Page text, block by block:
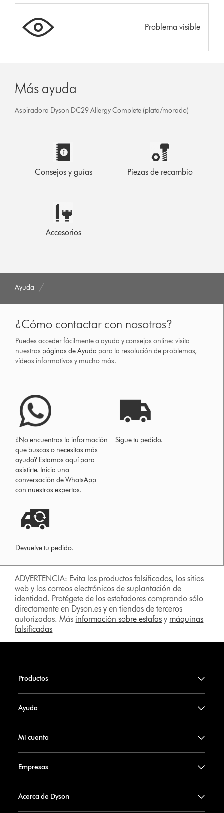
Problema visible
Más ayuda
Aspiradora Dyson DC29 Allergy Complete (plata/morado)
Consejos y guías Piezas de recambio
Accesorios
Ayuda
¿Cómo contactar con nosotros?
Puedes acceder fácilmente a ayuda y consejos online: visita
nuestras páginas de Ayuda para la resolución de problemas,
vídeos informativos y mucho más.
¿No encuentras la información
que buscas o necesitas más
ayuda? Estamos aquí para
asistirte. Inicia una
conversación de WhatsApp
con nuestros expertos.
Sigue tu pedido.
Devuelve tu pedido.
ADVERTENCIA: Evita los productos falsificados, los sitios
web y los correos electrónicos de suplantación de
identidad. Protégete de los estafadores comprando sólo
directamente en Dyson.es y en tiendas de terceros
autorizadas. Más información sobre estafas y máquinas
falsificadas
Productos
Ayuda
Mi cuenta
Empresas
Acerca de Dyson